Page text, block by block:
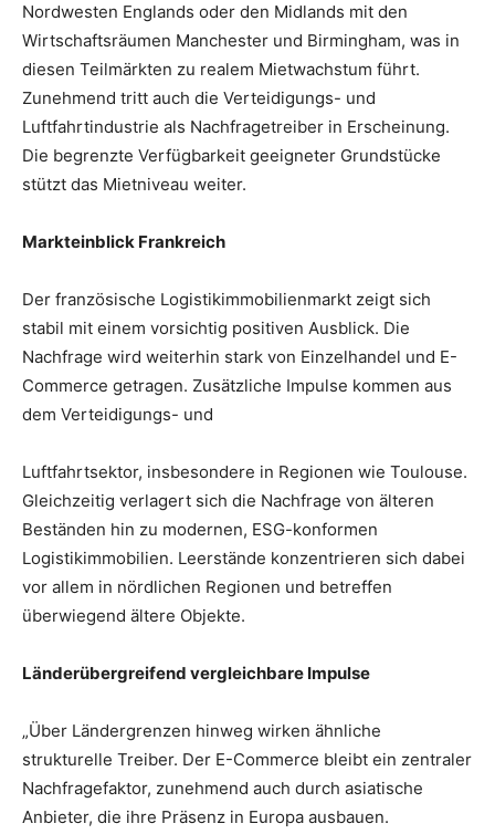
Nordwesten Englands oder den Midlands mit den
Wirtschaftsräumen Manchester und Birmingham, was in
diesen Teilmärkten zu realem Mietwachstum führt.
Zunehmend tritt auch die Verteidigungs- und
Luftfahrtindustrie als Nachfragetreiber in Erscheinung.
Die begrenzte Verfügbarkeit geeigneter Grundstücke
stützt das Mietniveau weiter.
Markteinblick Frankreich
Der französische Logistikimmobilienmarkt zeigt sich
stabil mit einem vorsichtig positiven Ausblick. Die
Nachfrage wird weiterhin stark von Einzelhandel und E-
Commerce getragen. Zusätzliche Impulse kommen aus
dem Verteidigungs- und
Luftfahrtsektor, insbesondere in Regionen wie Toulouse.
Gleichzeitig verlagert sich die Nachfrage von älteren
Beständen hin zu modernen, ESG-konformen
Logistikimmobilien. Leerstände konzentrieren sich dabei
vor allem in nördlichen Regionen und betreffen
überwiegend ältere Objekte.
Länderübergreifend vergleichbare Impulse
„Über Ländergrenzen hinweg wirken ähnliche
strukturelle Treiber. Der E-Commerce bleibt ein zentraler
Nachfragefaktor, zunehmend auch durch asiatische
Anbieter, die ihre Präsenz in Europa ausbauen.